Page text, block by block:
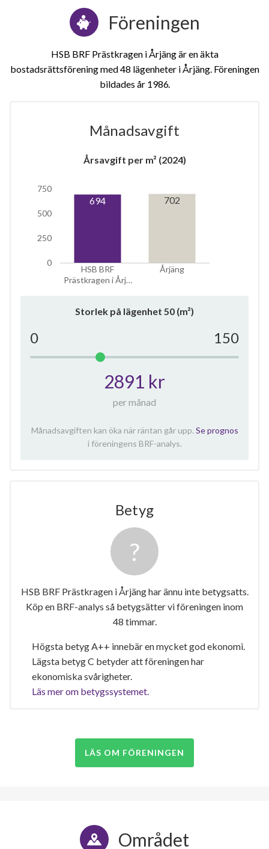
lägenhet
Föreningen
HSB BRF Prästkragen i Årjäng är en äkta
bostadsrättsförening med 48 lägenheter i Årjäng. Föreningen
bildades år 1986
Månadsavgift
Årsavgift per m² (2024)
HSB BRF
Prästkragen i Årj…
Årjäng
0
250
500
750
694 702
Storlek på lägenhet 50 (m²)
0 150
2891 kr
per månad
Månadsavgiften kan öka när räntan går upp. Se prognos
i föreningens BRF-analys.
Betyg
HSB BRF Prästkragen i Årjäng har ännu inte betygsatts.
Köp en BRF-analys så betygsätter vi föreningen inom
48 timmar.
Högsta betyg A++ innebär en mycket god ekonomi.
Lägsta betyg C betyder att föreningen har
ekonomiska svårigheter.
Läs mer om betygssystemet.
LÄS OM FÖRENINGEN
Området